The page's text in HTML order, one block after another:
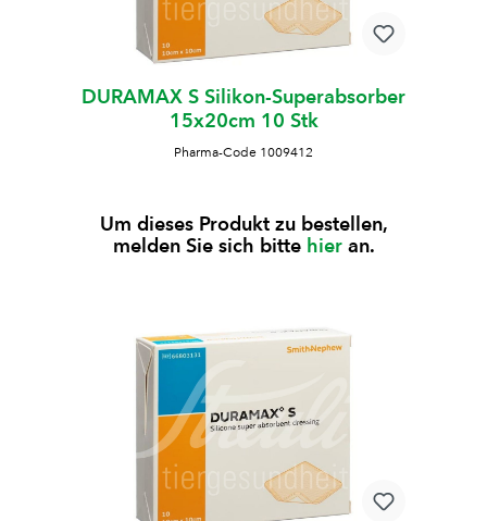
DURAMAX S Silikon-Superabsorber
15x20cm 10 Stk
Pharma-Code 1009412
Um dieses Produkt zu bestellen,
melden Sie sich bitte hieran.